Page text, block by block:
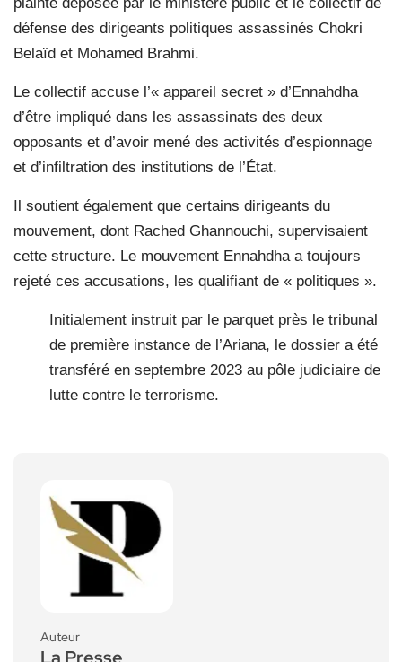
défense des dirigeants politiques assassinés Chokri
Belaïd et Mohamed Brahmi.
Le collectif accuse l’« appareil secret » d’Ennahdha
d’être impliqué dans les assassinats des deux
opposants et d’avoir mené des activités d’espionnage
et d’infiltration des institutions de l’État.
Il soutient également que certains dirigeants du
mouvement, dont Rached Ghannouchi, supervisaient
cette structure. Le mouvement Ennahdha a toujours
rejeté ces accusations, les qualifiant de « politiques ».
Initialement instruit par le parquet près le tribunal
de première instance de l’Ariana, le dossier a été
transféré en septembre 2023 au pôle judiciaire de
lutte contre le terrorisme.
Auteur
La Presse